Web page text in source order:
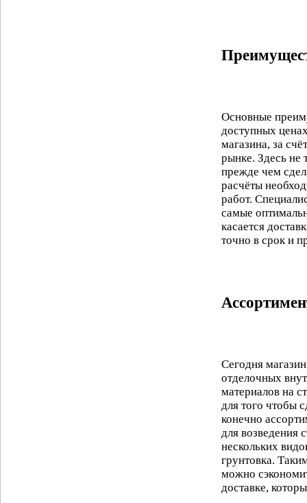
Основные
доступных
магазина, за
рынке. Здесь не
прежде чем
расчёты
работ.
самые
касается
точно в срок и
Сегодня
отделочных
материалов на
для того чтобы
конечно
для возведения
нескольких
грунтовка.
можно
доставке,